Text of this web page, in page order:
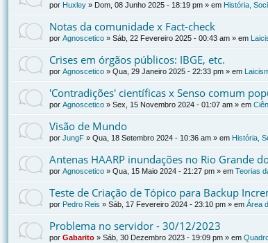
por Huxley » Dom, 08 Junho 2025 - 18:19 pm » em História,
Notas da comunidade x Fact-check
por Agnoscetico » Sáb, 22 Fevereiro 2025 - 00:43 am » em
Crises em órgãos públicos: IBGE, etc.
por Agnoscetico » Qua, 29 Janeiro 2025 - 22:33 pm » em
'Contradições' científicas x Senso comum
por Agnoscetico » Sex, 15 Novembro 2024 - 01:07 am » em
Visão de Mundo
por JungF » Qua, 18 Setembro 2024 - 10:36 am » em História,
Antenas HAARP inundações no Rio Grande
por Agnoscetico » Qua, 15 Maio 2024 - 21:27 pm » em Teorias
Teste de Criação de Tópico para Backup
por Pedro Reis » Sáb, 17 Fevereiro 2024 - 23:10 pm » em Área
Problema no servidor - 30/12/2023
por Gabarito » Sáb, 30 Dezembro 2023 - 19:09 pm » em